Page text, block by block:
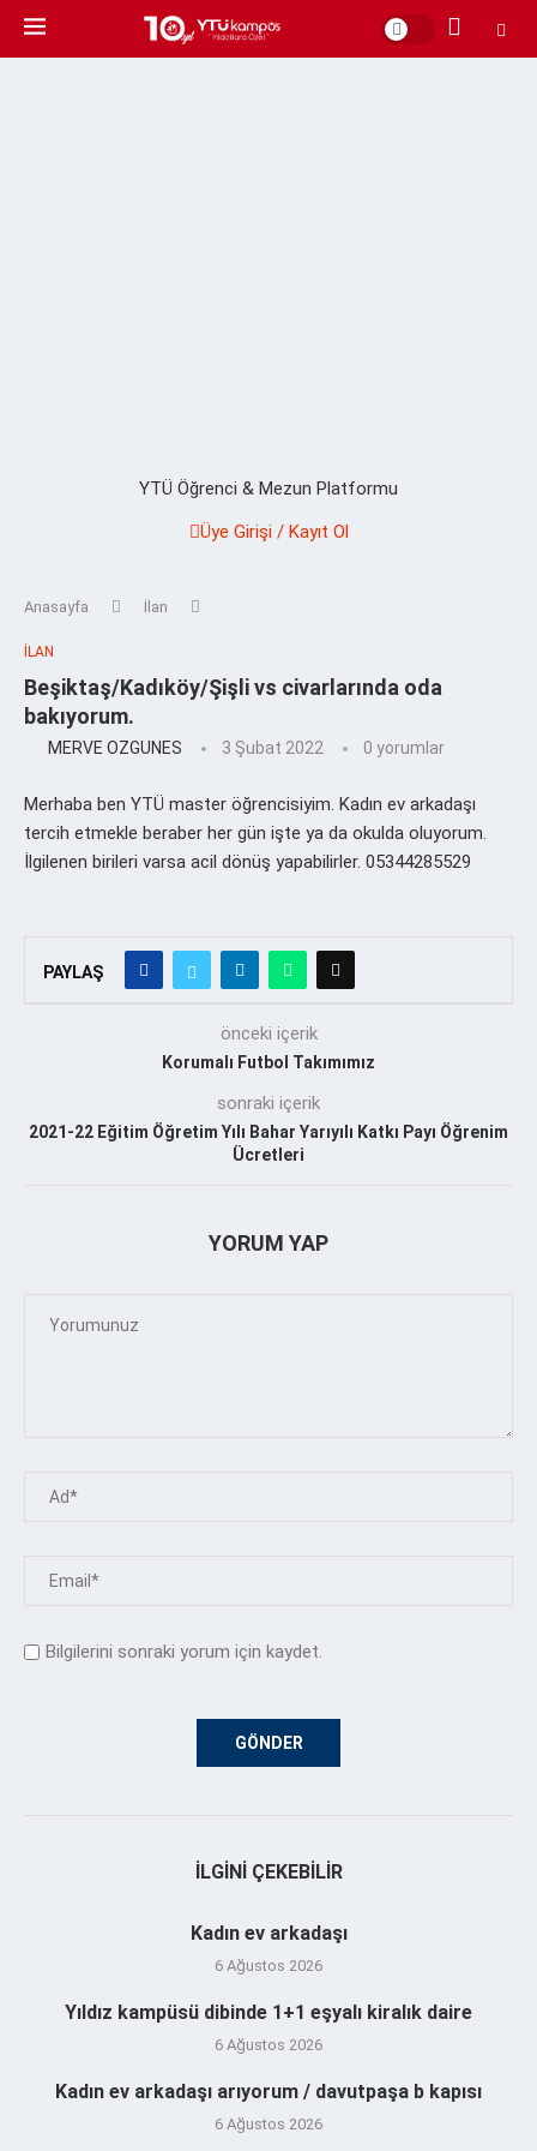
YTÜ Öğrenci & Mezun Platformu
Üye Girişi / Kayıt Ol
Anasayfa İlan
İLAN
Beşiktaş/Kadıköy/Şişli vs civarlarında oda
bakıyorum.
MERVE OZGUNES 3 Şubat 2022 0 yorumlar
Merhaba ben YTÜ master öğrencisiyim. Kadın ev arkadaşı
tercih etmekle beraber her gün işte ya da okulda oluyorum.
İlgilenen birileri varsa acil dönüş yapabilirler. 05344285529
PAYLAŞ
önceki içerik
Korumalı Futbol Takımımız
sonraki içerik
2021-22 Eğitim Öğretim Yılı Bahar Yarıyılı Katkı Payı Öğrenim
Ücretleri
YORUM YAP
Bilgilerini sonraki yorum için kaydet.
İLGINI ÇEKEBILIR
Kadın ev arkadaşı
6 Ağustos 2026
Yıldız kampüsü dibinde 1+1 eşyalı kiralık daire
6 Ağustos 2026
Kadın ev arkadaşı arıyorum / davutpaşa b kapısı
6 Ağustos 2026